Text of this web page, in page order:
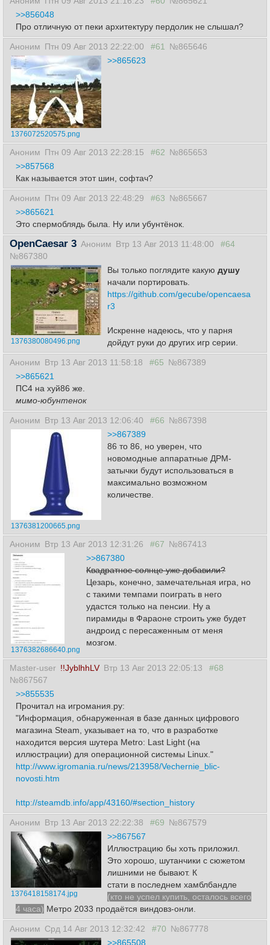
>>856048
Про отличную от пеки архитектуру пердолик не слышал?
Аноним Птн 09 Авг 2013 22:22:00 #61 №865646
1376072520575.png
>>865623
Аноним Птн 09 Авг 2013 22:28:15 #62 №865653
>>857568
Как называется этот шин, софтач?
Аноним Птн 09 Авг 2013 22:48:29 #63 №865667
>>865621
Это спермоблядь была. Ну или убунтёнок.
OpenCaesar 3 Аноним Втр 13 Авг 2013 11:48:00
#64
№867380
1376380080496.png
Вы только поглядите какую душу
начали портировать.
https://github.com/gecube/opencaesa
r3
Искренне надеюсь, что у парня
дойдут руки до других игр серии.
Аноним Втр 13 Авг 2013 11:58:18 #65 №867389
>>865621
ПС4 на хуй86 же.
мимо-юбунтенок
Аноним Втр 13 Авг 2013 12:06:40 #66 №867398
1376381200665.png
>>867389
86 то 86, но уверен, что
новомодные аппаратные ДРМ-
затычки будут использоваться в
максимально возможном
количестве.
Аноним Втр 13 Авг 2013 12:31:26 #67 №867413
1376382686640.png
>>867380
Квадратное солнце уже добавили?
Цезарь, конечно, замечательная игра, но
с такими темпами поиграть в него
удастся только на пенсии. Ну а
пирамиды в Фараоне строить уже будет
андроид с пересаженным от меня
мозгом.
Master-user !!JyblhhLV Втр 13 Авг 2013 22:05:13
#68
№867567
>>855535
Прочитал на игромания.ру:
"Информация, обнаруженная в базе данных цифрового
магазина Steam, указывает на то, что в разработке
находится версия шутера Metro: Last Light (на
иллюстрации) для операционной системы Linux."
http://www.igromania.ru/news/213958/Vechernie_blic-
novosti.htm
http://steamdb.info/app/43160/#section_history
Аноним Втр 13 Авг 2013 22:22:38 #69 №867579
1376418158174.jpg
>>867567
Иллюстрацию бы хоть приложил.
Это хорошо, шутанчики с сюжетом
лишними не бывают. К
стати в последнем хамблбандле
(кто не успел купить, осталось всего
4 часа) Метро 2033 продаётся виндовз-онли.
Аноним Срд 14 Авг 2013 12:32:42 #70 №867778
>>865508